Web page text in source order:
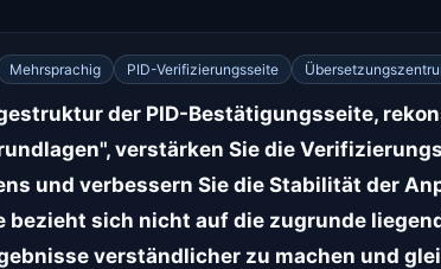
Mehrsprachig PID-Verifizierungsseite
der PID-Bestätigungsseite,
verstärken Sie die
und verbessern Sie die Stabilität der
bezieht sich nicht auf die zugrunde
verständlicher zu machen und